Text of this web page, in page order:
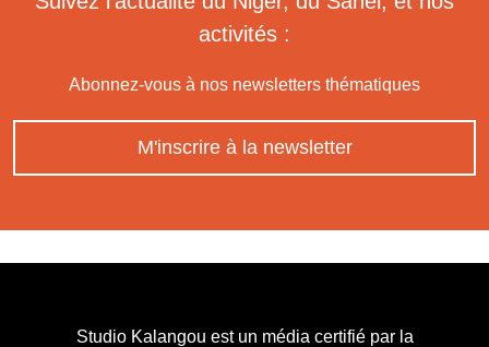
activités :
Abonnez-vous à nos newsletters thématiques
M'inscrire à la newsletter
Studio Kalangou est un média certifié par la